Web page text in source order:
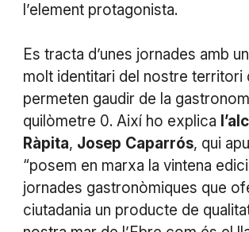
l’element protagonista.
Es tracta d’unes jornades amb
molt identitari del nostre territori
permeten gaudir de la
quilòmetre 0. Així ho explica
Ràpita, Josep Caparrós, qui
“posem en marxa la vintena
jornades gastronòmiques que
ciutadania un producte de